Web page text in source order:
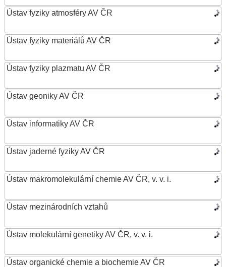
Ústav fyziky atmosféry AV ČR
Ústav fyziky materiálů AV ČR
Ústav fyziky plazmatu AV ČR
Ústav geoniky AV ČR
Ústav informatiky AV ČR
Ústav jaderné fyziky AV ČR
Ústav makromolekulární chemie AV ČR, v. v. i.
Ústav mezinárodních vztahů
Ústav molekulární genetiky AV ČR, v. v. i.
Ústav organické chemie a biochemie AV ČR